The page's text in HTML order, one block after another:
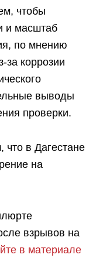
чтобы
и масштаб
по мнению
за коррозии
выводы
проверки.
что в Дагестане
на
взрывов на
в материале